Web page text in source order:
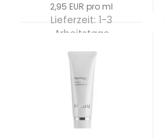
2,95 EUR pro ml
Lieferzeit: 1-3
Arbeitstage